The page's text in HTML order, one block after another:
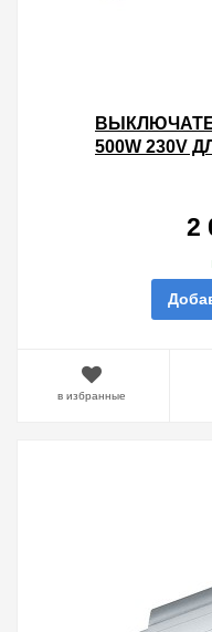
500W 230V
2
в избранные